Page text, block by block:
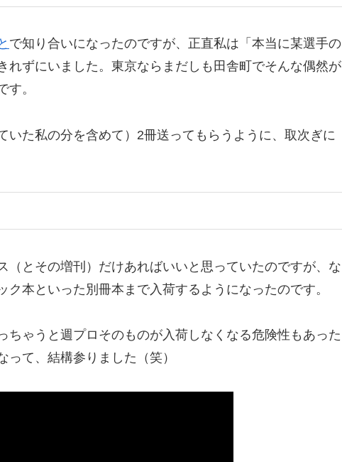
で知り合いになったのですが、正直私は「本当に某選手の
れずにいました。東京ならまだしも田舎町でそんな偶然が
す。
いた私の分を含めて）2冊送ってもらうように、取次ぎに
（とその増刊）だけあればいいと思っていたのですが、な
本といった別冊本まで入荷するようになったのです。
ちゃうと週プロそのものが入荷しなくなる危険性もあった
て、結構参りました（笑）